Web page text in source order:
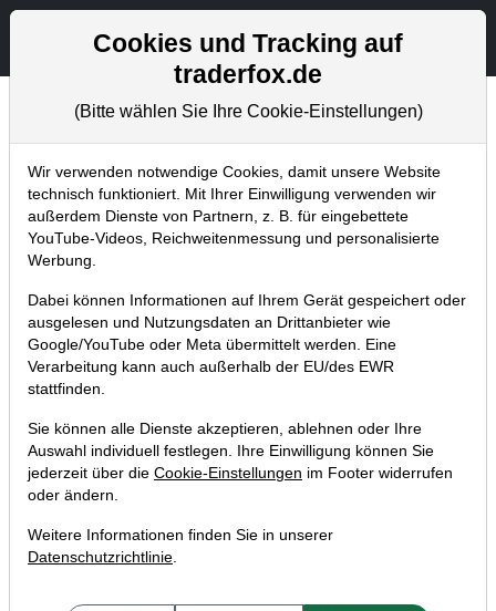
Aktien- und Artikelsuche
Chartanalysen
Home Blog Chartanalysen
Chartanalyse AMD: Hier kaufe
ich nach!
14.10.2024 um 13:45 Uhr | P. Uhlschmied
Der US-amerikanische Prozessor-Hersteller AMD (WKN:
Cookies und Tracking auf
traderfox.de
(Bitte wählen Sie Ihre Cookie-Einstellungen)
Wir verwenden notwendige Cookies, damit unsere Website
technisch funktioniert. Mit Ihrer Einwilligung verwenden wir
außerdem Dienste von Partnern, z. B. für eingebettete
YouTube-Videos, Reichweitenmessung und personalisierte
Werbung.
Dabei können Informationen auf Ihrem Gerät gespeichert oder
ausgelesen und Nutzungsdaten an Drittanbieter wie
Google/YouTube oder Meta übermittelt werden. Eine
Verarbeitung kann auch außerhalb der EU/des EWR
stattfinden.
Sie können alle Dienste akzeptieren, ablehnen oder Ihre
Auswahl individuell festlegen. Ihre Einwilligung können Sie
jederzeit über die Cookie-Einstellungen im Footer widerrufen
oder ändern.
Weitere Informationen finden Sie in unserer
Datenschutzrichtlinie.